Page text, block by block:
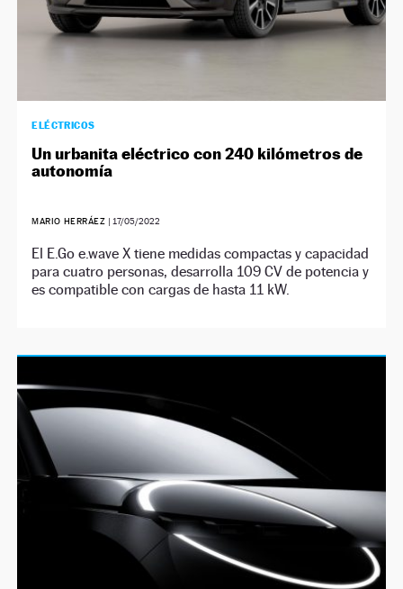
ELÉCTRICOS
Un urbanita eléctrico con 240 kilómetros de
autonomía
MARIO HERRÁEZ | 17/05/2022
El E.Go e.wave X tiene medidas compactas y capacidad
para cuatro personas, desarrolla 109 CV de potencia y
es compatible con cargas de hasta 11 kW.